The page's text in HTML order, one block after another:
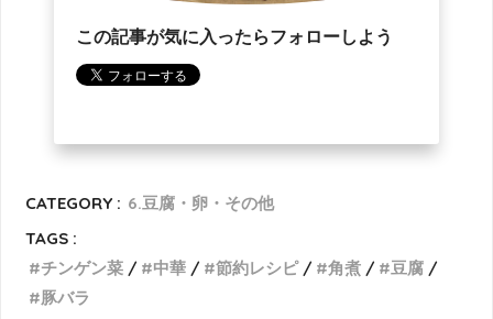
この記事が気に入ったらフォローしよう
CATEGORY : 6.豆腐・卵・その他
TAGS :
チンゲン菜
中華 節約レシピ 角煮
豆腐
豚バラ